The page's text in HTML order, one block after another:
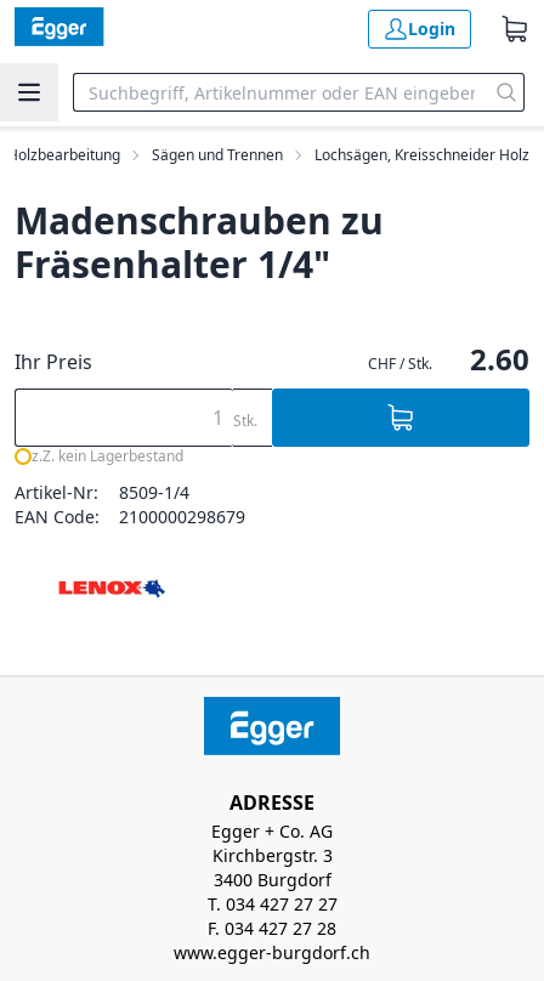
Login
Holzbearbeitung Sägen und Trennen Lochsägen, Kreisschneider Holz
Madenschrauben zu
Fräsenhalter 1/4"
Ihr Preis CHF / Stk. 2.60
Stk.
z.Z. kein Lagerbestand
Artikel-Nr:
8509-1/4
EAN Code:
2100000298679
ADRESSE
Egger + Co. AG
Kirchbergstr. 3
3400 Burgdorf
T. 034 427 27 27
F. 034 427 27 28
www.egger-burgdorf.ch